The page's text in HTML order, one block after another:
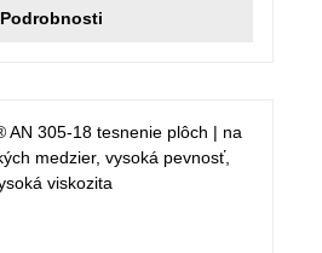
Podrobnosti